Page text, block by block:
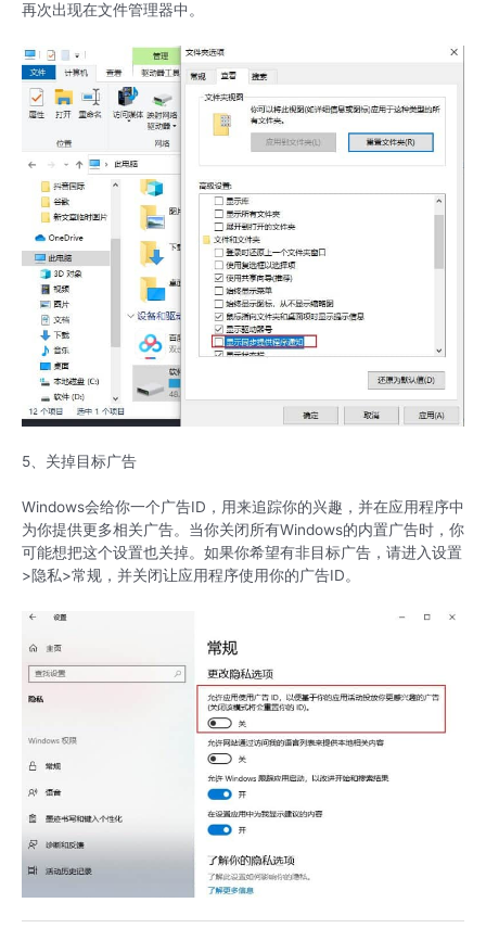
再次出现在文件管理器中。
5、关掉目标广告
Windows会给你一个广告ID，用来追踪你的兴趣，并在应用程序中
为你提供更多相关广告。当你关闭所有Windows的内置广告时，你
可能想把这个设置也关掉。如果你希望有非目标广告，请进入设置
>隐私>常规，并关闭让应用程序使用你的广告ID。